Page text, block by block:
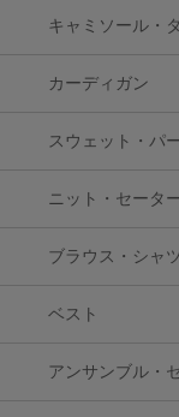
キャミソール・
カーディガン
スウェット・パ
ニット・セータ
ブラウス・シャツ
ベスト
アンサンブル・